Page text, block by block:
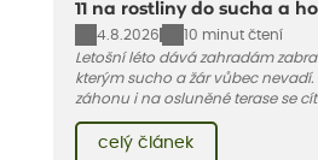
11 na rostliny do sucha a
4.8.2026
10 minut čtení
Letošní léto dává zahradám
kterým sucho a žár vůbec
záhonu i na osluněné terase se
pro vás 11 tipů na odolné druhy,
léto bez pravidelné zálivky.
celý článek